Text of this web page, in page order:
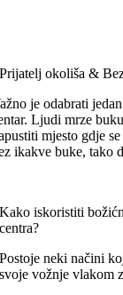
Prijatelj okoliša &
je odabrati
Ljudi mrze
mjesto gdje
ikakve buke, tako
Kako iskoristiti
centra?
Postoje neki načini
svoje vožnje vlakom